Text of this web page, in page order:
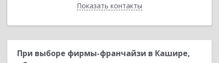
Показать контакты
Назад
При выборе фирмы-франчайзи в Кашире,